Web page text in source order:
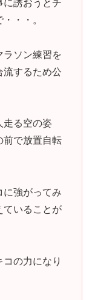
に誘おうとチ
・・。
ラソン練習を
流するため公
走る空の姿
前で放置自転
に強がってみ
ていることが
の力になり